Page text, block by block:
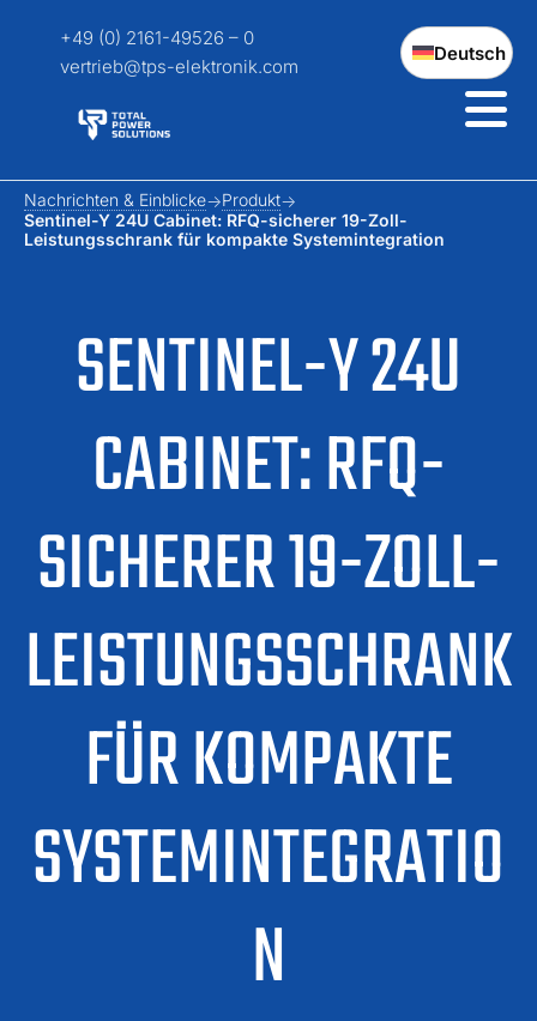
+49 (0) 2161-49526 – 0
vertrieb@tps-elektronik.com
Deutsch
SENTINEL-Y 24U
CABINET: RFQ-
SICHERER 19-ZOLL-
LEISTUNGSSCHRANK
FÜR KOMPAKTE
SYSTEMINTEGRATIO
N
Nachrichten & Einblicke
Produkt
Sentinel-Y 24U Cabinet: RFQ-sicherer 19-Zoll-
Leistungsschrank für kompakte Systemintegration